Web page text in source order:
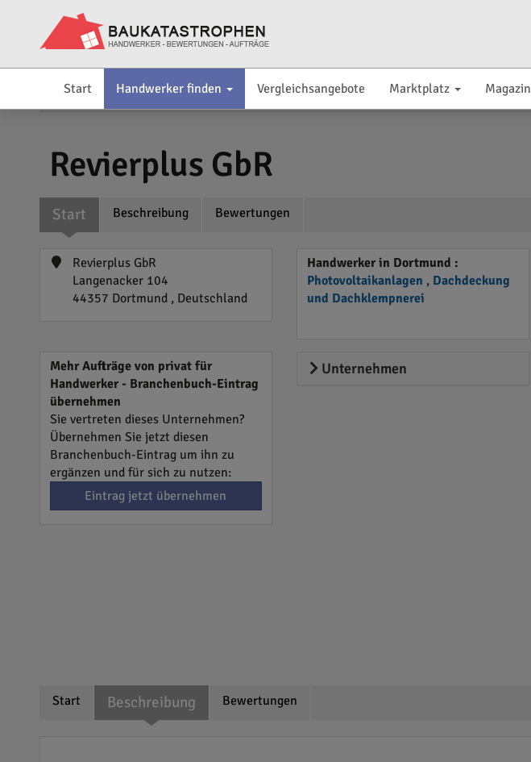
Start Handwerker finden Vergleichsangebote Marktplatz Magazin
Revierplus GbR
Start Beschreibung Bewertungen
Revierplus GbR
Langenacker 104
44357 Dortmund , Deutschland
Handwerker in Dortmund :
Photovoltaikanlagen , Dachdeckung
und Dachklempnerei
Mehr Aufträge von privat für
Handwerker - Branchenbuch-Eintrag
übernehmen
Sie vertreten dieses Unternehmen?
Übernehmen Sie jetzt diesen
Branchenbuch-Eintrag um ihn zu
ergänzen und für sich zu nutzen:
Eintrag jetzt übernehmen
Unternehmen
Start Beschreibung Bewertungen